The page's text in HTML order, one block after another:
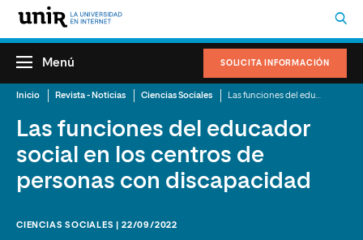
SOLICITA INFORMACIÓN
Menú
Inicio Revista - Noticias Ciencias Sociales
Las funciones del educador
social en los centros de
personas con discapacidad
CIENCIAS SOCIALES | 22/09/2022